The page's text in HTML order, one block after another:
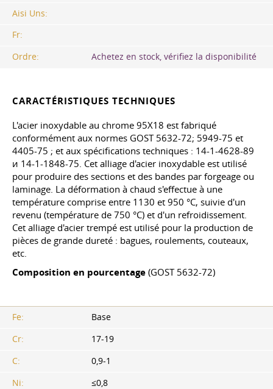
Aisi Uns:
Fr:
Ordre:
Achetez en stock, vérifiez la disponibilité
CARACTÉRISTIQUES TECHNIQUES
L'acier inoxydable au chrome 95X18 est fabriqué
conformément aux normes GOST 5632-72; 5949-75 et
4405-75 ; et aux spécifications techniques : 14-1-4628-89
и 14-1-1848-75. Cet alliage d'acier inoxydable est utilisé
pour produire des sections et des bandes par forgeage ou
laminage. La déformation à chaud s'effectue à une
température comprise entre 1130 et 950 °C, suivie d'un
revenu (température de 750 °C) et d'un refroidissement.
Cet alliage d'acier trempé est utilisé pour la production de
pièces de grande dureté : bagues, roulements, couteaux,
etc.
Composition en pourcentage (GOST 5632-72)
Fe:
Base
Cr:
17-19
C:
0,9-1
Ni:
≤0,8